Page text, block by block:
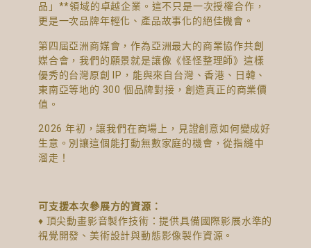
品」**領域的卓越企業。這不只是一次授權合作，
更是一次品牌年輕化、產品故事化的絕佳機會。
第四屆亞洲商媒會，作為亞洲最大的商業協作共創
媒合會，我們的願景就是讓像《怪怪整理師》這樣
優秀的台灣原創 IP，能與來自台灣、香港、日韓、
東南亞等地的 300 個品牌對接，創造真正的商業價
值。
2026 年初，讓我們在商場上，見證創意如何變成好
生意。別讓這個能打動無數家庭的機會，從指縫中
溜走！
可支援本次參展方的資源：
♦ 頂尖動畫影音製作技術：提供具備國際影展水準的
視覺開發、美術設計與動態影像製作資源。